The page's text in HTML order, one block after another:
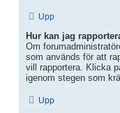
Upp
Hur kan jag
Om
som används för att
vill rapportera. Klicka
igenom stegen som
Upp